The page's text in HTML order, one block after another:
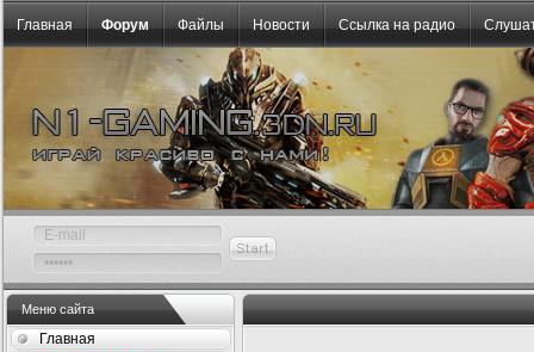
Главная Форум Файлы Новости Ссылка на радио
Меню сайта
Главная